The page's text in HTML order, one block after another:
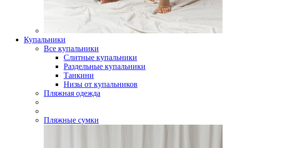
Купальники
Все купальники
Слитные купальники
Раздельные купальники
Танкини
Низы от купальников
Пляжная одежда
Пляжные сумки